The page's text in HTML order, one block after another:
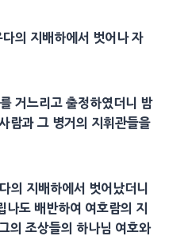
의 지배하에서 벗어나 자
거느리고 출정하였더니 밤
람과 그 병거의 지휘관들을
의 지배하에서 벗어났더니
나도 배반하여 여호람의 지
의 조상들의 하나님 여호와